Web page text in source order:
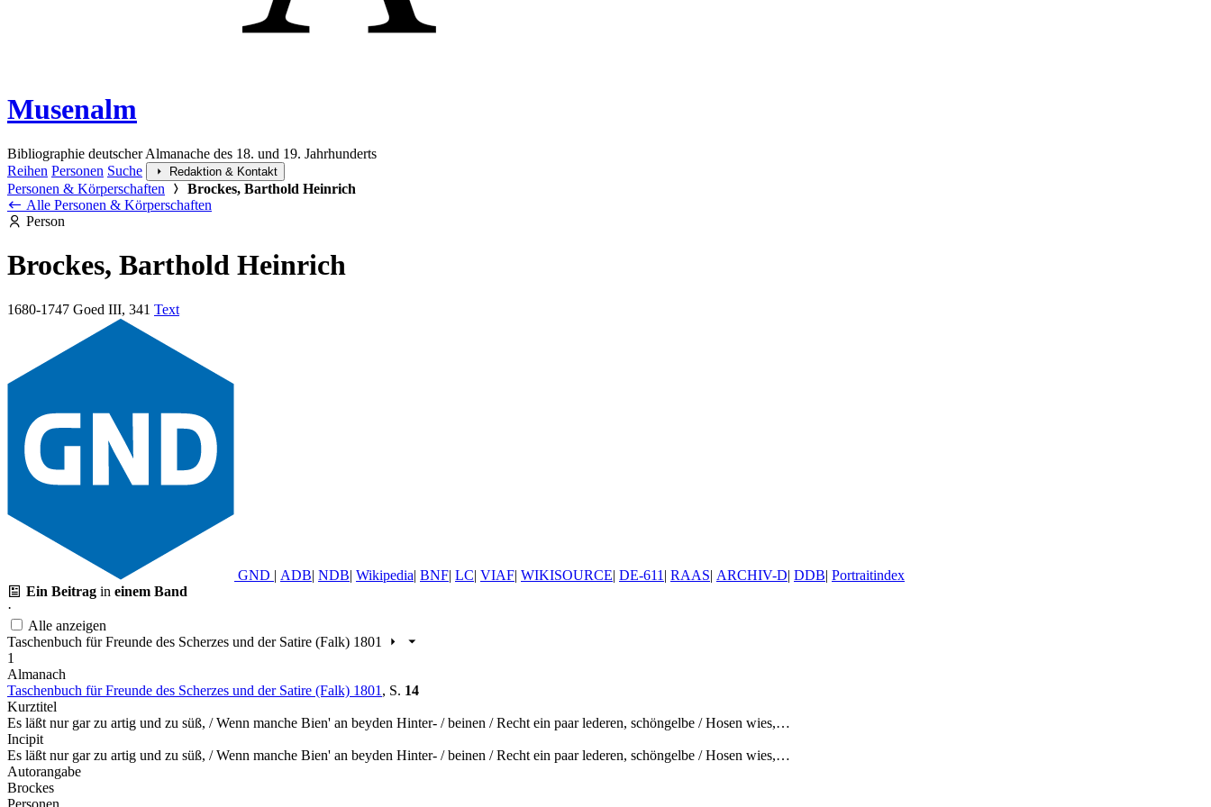
Musenalm
Bibliographie deutscher Almanache des 18. und 19. Jahrhunderts
Reihen Personen Suche Redaktion & Kontakt
Personen & Körperschaften
Brockes, Barthold Heinrich
Alle Personen & Körperschaften
Person
Brockes, Barthold Heinrich
1680-1747 Goed III, 341 Text
GND | ADB| NDB| Wikipedia| BNF| LC| VIAF| WIKISOURCE| DE-611 | RAAS| ARCHIV-D| DDB| Portraitindex
Ein Beitrag in einem Band
·
Alle anzeigen
Taschenbuch für Freunde des Scherzes und der Satire (Falk) 1801
1
Almanach
Taschenbuch für Freunde des Scherzes und der Satire (Falk) 1801 , S. 14
Kurztitel
Es läßt nur gar zu artig und zu süß, / Wenn manche Bien' an beyden Hinter- / beinen / Recht ein paar lederen, schöngelbe / Hosen wies,…
Incipit
Es läßt nur gar zu artig und zu süß, / Wenn manche Bien' an beyden Hinter- / beinen / Recht ein paar lederen, schöngelbe / Hosen wies,…
Autorangabe
Brockes
Personen